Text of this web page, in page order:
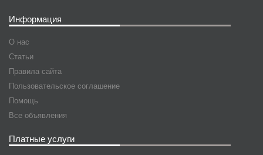
Информация
О нас
Статьи
Правила сайта
Пользовательское соглашение
Помощь
Все объявления
Платные услуги